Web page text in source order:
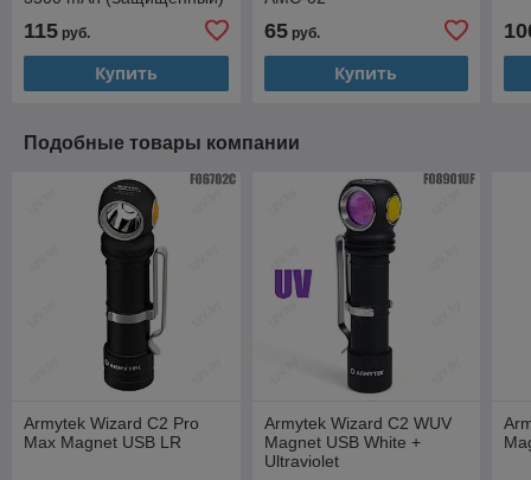
115 руб.
Купить
65руб.
Купить
Подобные товары компании
Armytek Wizard C2 Pro
Max Magnet USB LR
Armytek Wizard C2 WUV
Magnet USB White +
Ultraviolet